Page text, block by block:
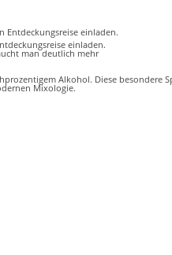
einladen.
man deutlich mehr
Alkohol. Diese besondere
Mixologie.